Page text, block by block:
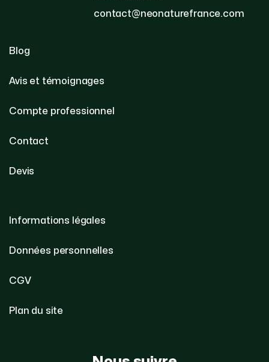
contact@neonaturefrance.com
Blog
Avis et témoignages
Compte professionnel
Contact
Devis
Informations légales
Données personnelles
CGV
Plan du site